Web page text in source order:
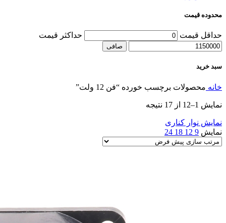
محدوده قیمت
حداقل قیمت حداكثر قيمت
صافی
سبد خرید
خانه محصولات برچسب خورده “فن 12 ولت”
نمایش 1–12 از 17 نتیجه
نمایش نوار کناری
نمایش 9
12
18
24